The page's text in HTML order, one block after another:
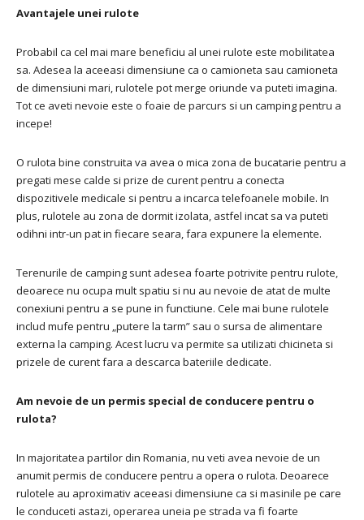
Avantajele unei rulote
Probabil ca cel mai mare beneficiu al unei rulote este mobilitatea
sa. Adesea la aceeasi dimensiune ca o camioneta sau camioneta
de dimensiuni mari, rulotele pot merge oriunde va puteti imagina.
Tot ce aveti nevoie este o foaie de parcurs si un camping pentru a
incepe!
O rulota bine construita va avea o mica zona de bucatarie pentru a
pregati mese calde si prize de curent pentru a conecta
dispozitivele medicale si pentru a incarca telefoanele mobile. In
plus, rulotele au zona de dormit izolata, astfel incat sa va puteti
odihni intr-un pat in fiecare seara, fara expunere la elemente.
Terenurile de camping sunt adesea foarte potrivite pentru rulote,
deoarece nu ocupa mult spatiu si nu au nevoie de atat de multe
conexiuni pentru a se pune in functiune. Cele mai bune rulotele
includ mufe pentru „putere la tarm” sau o sursa de alimentare
externa la camping. Acest lucru va permite sa utilizati chicineta si
prizele de curent fara a descarca bateriile dedicate.
Am nevoie de un permis special de conducere pentru o
rulota?
In majoritatea partilor din Romania, nu veti avea nevoie de un
anumit permis de conducere pentru a opera o rulota. Deoarece
rulotele au aproximativ aceeasi dimensiune ca si masinile pe care
le conduceti astazi, operarea uneia pe strada va fi foarte